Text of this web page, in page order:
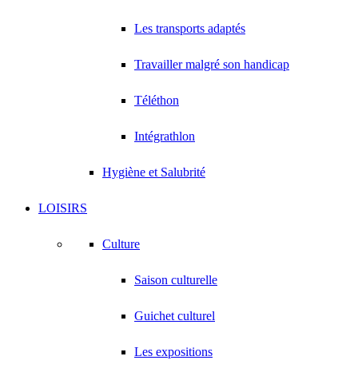
Les transports adaptés
Travailler malgré son handicap
Téléthon
Intégrathlon
Hygiène et Salubrité
LOISIRS
Culture
Saison culturelle
Guichet culturel
Les expositions